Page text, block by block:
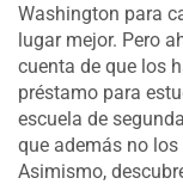
Washington para
lugar mejor. Pero
cuenta de que los
préstamo para
escuela de
que además no
Asimismo,